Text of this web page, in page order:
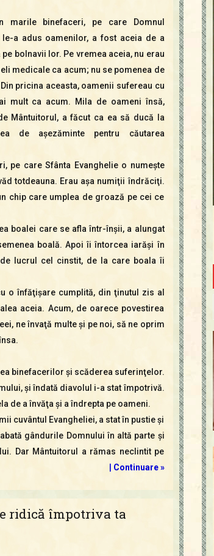
marile binefaceri, pe care Domnul
le-a adus oamenilor, a fost aceia de a
bolnavii lor. Pe vremea aceia, nu erau
medicale ca acum; nu se pomenea de
pricina aceasta, oamenii sufereau cu
mult ca acum. Mila de oameni însă,
Mântuitorul, a făcut ca ea să ducă la
de aşezăminte pentru căutarea
pe care Sfânta Evanghelie o numeşte
totdeauna. Erau aşa numiţii îndrăciţi.
chip care umplea de groază pe cei ce
boalei care se afla într-înşii, a alungat
boală. Apoi îi întorcea iarăşi în
lucrul cel cinstit, de la care boala îi
o înfăţişare cumplită, din ţinutul zis al
aceia. Acum, de oarece povestirea
ne învaţă multe şi pe noi, să ne oprim
binefacerilor şi scăderea suferinţelor.
şi îndată diavolul i-a stat împotrivă.
de a învăţa şi a îndrepta pe oameni.
cuvântul Evangheliei, a stat în pustie şi
gândurile Domnului în altă parte şi
Dar Mântuitorul a rămas neclintit pe
| Continuare »
ridică împotriva ta